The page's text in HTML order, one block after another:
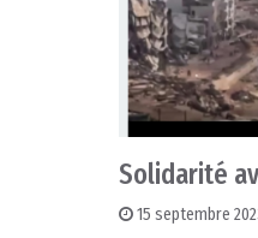
Solidarité
15 septembre